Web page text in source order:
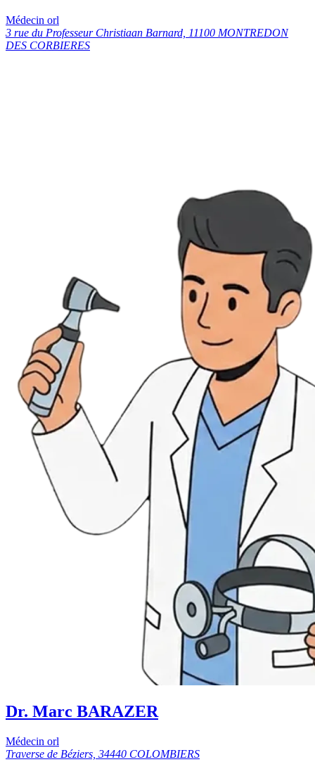
Médecin orl
3 rue du Professeur Christiaan Barnard, 11100 MONTREDON
DES CORBIERES
Dr. Marc BARAZER
Médecin orl
Traverse de Béziers, 34440 COLOMBIERS